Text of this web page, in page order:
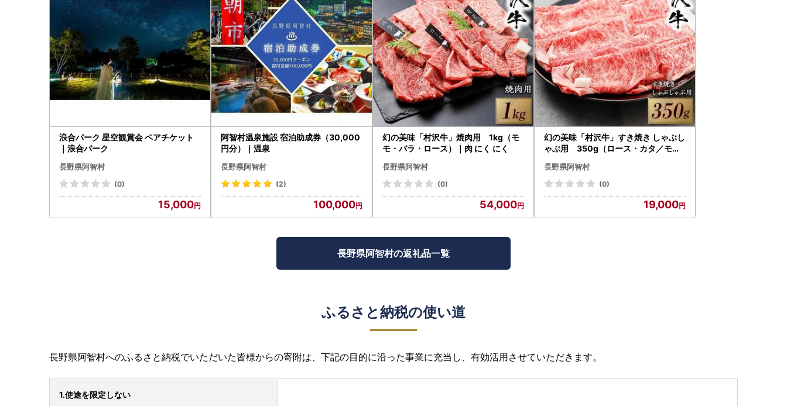
浪合パーク 星空観賞会 ペアチケット
｜浪合パーク
長野県阿智村
(0)
15,000
阿智村温泉施設 宿泊助成券（30,000
円分）｜温泉
長野県阿智村
(2)
100,000
幻の美味「村沢牛」焼肉用 1kg（モ
モ・バラ・ロース）｜肉 にく にく
長野県阿智村
(0)
54,000
幻の美味「村沢牛」すき焼き しゃぶし
ゃぶ用 350g（ロース・カタ／モモ
長野県阿智村
(0)
19,000
長野県阿智村の返礼品一覧
ふるさと納税の使い道
長野県阿智村へのふるさと納税でいただいた皆様からの寄附は、下記の目的に沿った事業に充当し、有効活用させていただきます。
1.使途を限定しない